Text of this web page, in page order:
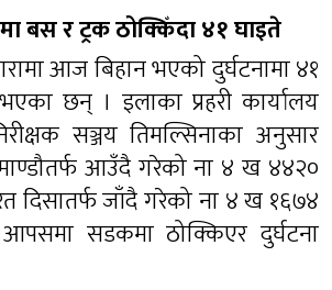
बस र ट्रक ठोक्किँदा ४१ घाइते
आज बिहान भएको दुर्घटनामा ४१
छन् । इलाका प्रहरी कार्यालय
सञ्जय तिमल्सिनाका अनुसार
आउँदै गरेको ना ४ ख ४४२०
दिसातर्फ जाँदै गरेको ना ४ ख १६७४
सडकमा ठोक्किएर दुर्घटना